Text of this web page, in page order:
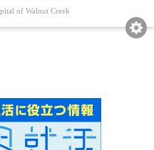
of Walnut Creek